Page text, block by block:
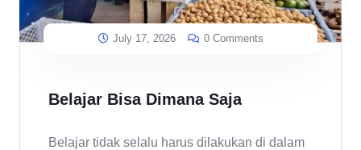
July 17, 2026 0 Comments
Belajar Bisa Dimana Saja
Belajar tidak selalu harus dilakukan di dalam